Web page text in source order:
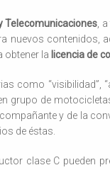
Telecomunicaciones ,
nuevos contenidos,
obtener la licencia de
como “visibilidad”,
grupo de
y de la
de éstas.
clase C pueden